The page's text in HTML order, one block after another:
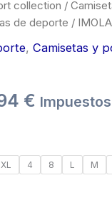
collection /
de deporte / IMOLA
, Camisetas y
€
4 8 L M